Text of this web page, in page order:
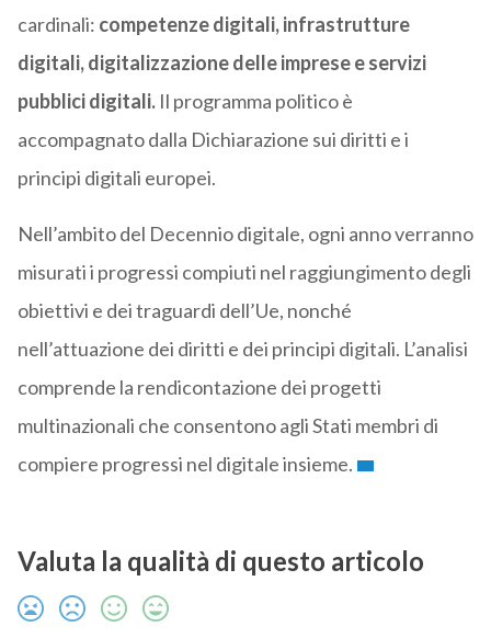
cardinali: competenze digitali, infrastrutture
digitali, digitalizzazione delle imprese e servizi
pubblici digitali.Il programma politico è
accompagnato dalla Dichiarazione sui diritti e i
principi digitali europei.
Nell’ambito del Decennio digitale, ogni anno verranno
misurati i progressi compiuti nel raggiungimento degli
obiettivi e dei traguardi dell’Ue, nonché
nell’attuazione dei diritti e dei principi digitali. L’analisi
comprende la rendicontazione dei progetti
multinazionali che consentono agli Stati membri di
compiere progressi nel digitale insieme.
Valuta la qualità di questo articolo